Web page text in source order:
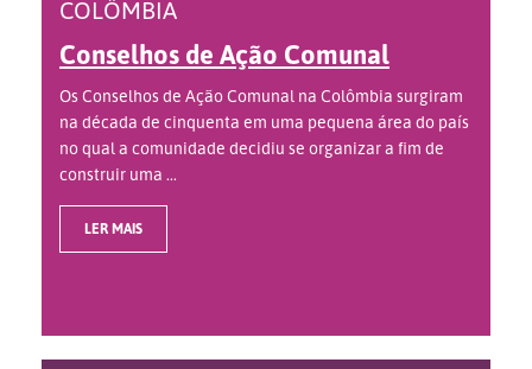
COLÔMBIA
Conselhos de Ação Comunal
Os Conselhos de Ação Comunal na Colômbia surgiram
na década de cinquenta em uma pequena área do país
no qual a comunidade decidiu se organizar a fim de
construir uma ...
LER MAIS